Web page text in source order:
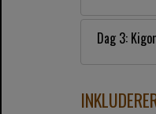
Dag 3: